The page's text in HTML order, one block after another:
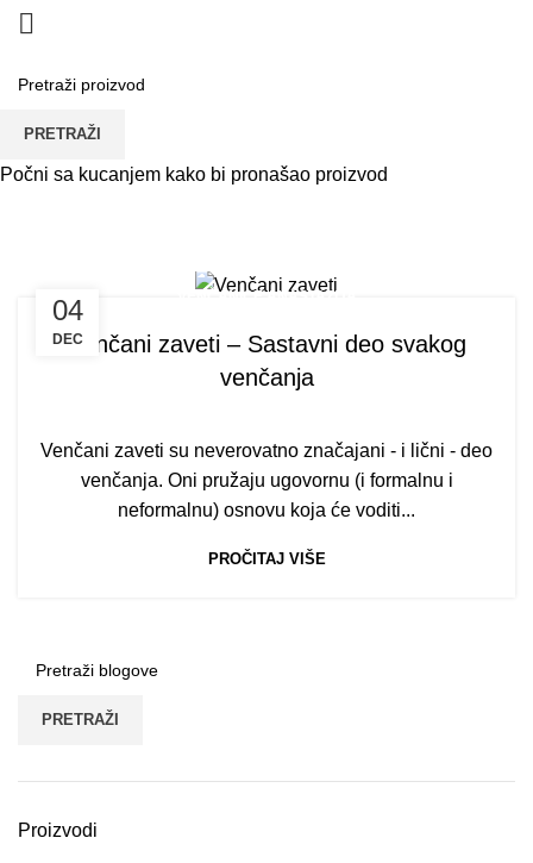
Tag Arhiva: Tradicionalni venčani
zaveti
04
DEC
VENČANICE ANASTAZIJA
Venčani zaveti – Sastavni deo svakog
venčanja
Venčani zaveti su neverovatno značajani - i lični - deo
venčanja. Oni pružaju ugovornu (i formalnu i
neformalnu) osnovu koja će voditi...
PROČITAJ VIŠE
PRETRAŽI
Proizvodi
PRETRAŽI
Počni sa kucanjem kako bi pronašao proizvod